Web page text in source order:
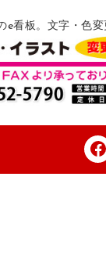
看板。文字・色変